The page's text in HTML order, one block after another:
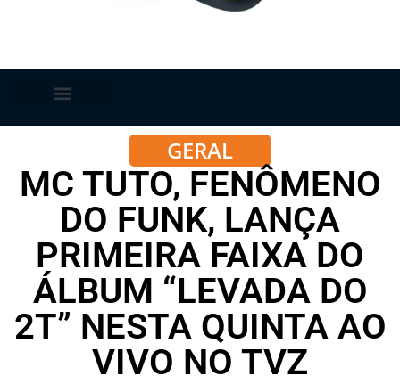
GERAL
MC TUTO, FENÔMENO
DO FUNK, LANÇA
PRIMEIRA FAIXA DO
ÁLBUM “LEVADA DO
2T” NESTA QUINTA AO
VIVO NO TVZ